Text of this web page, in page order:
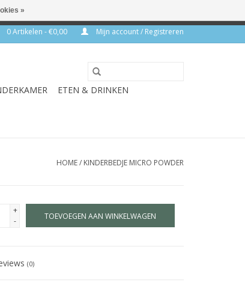
0 Artikelen - €0,00 Mijn account / Registreren
ETEN & DRINKEN
HOME/ KINDERBEDJE MICRO POWDER
+
-
TOEVOEGEN AAN WINKELWAGEN
(0)
»